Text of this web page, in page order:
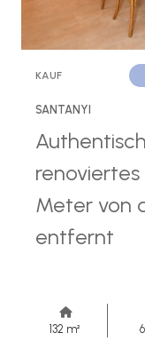
KAUF
SANTANYI
Meter von
entfernt
132 m²